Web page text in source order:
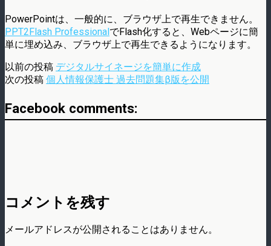
PowerPointは、一般的に、ブラウザ上で再生できません。
PPT2Flash ProfessionalでFlash化すると、Webページに簡
単に埋め込み、ブラウザ上で再生できるようになります。
以前の投稿 デジタルサイネージを簡単に作成
次の投稿 個人情報保護士 過去問題集β版を公開
Facebook comments:
コメントを残す
メールアドレスが公開されることはありません。